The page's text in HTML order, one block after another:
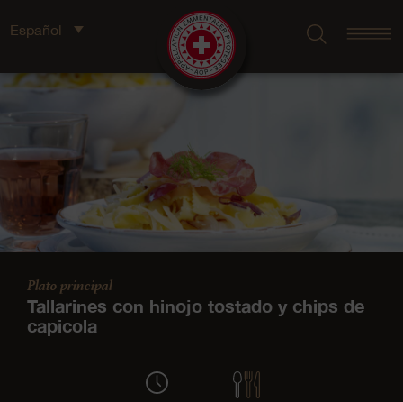
Español
Plato principal
Tallarines con hinojo tostado y chips de
capicola